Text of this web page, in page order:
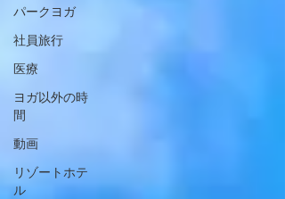
パークヨガ
社員旅行
医療
ヨガ以外の時
間
動画
リゾートホテ
ル